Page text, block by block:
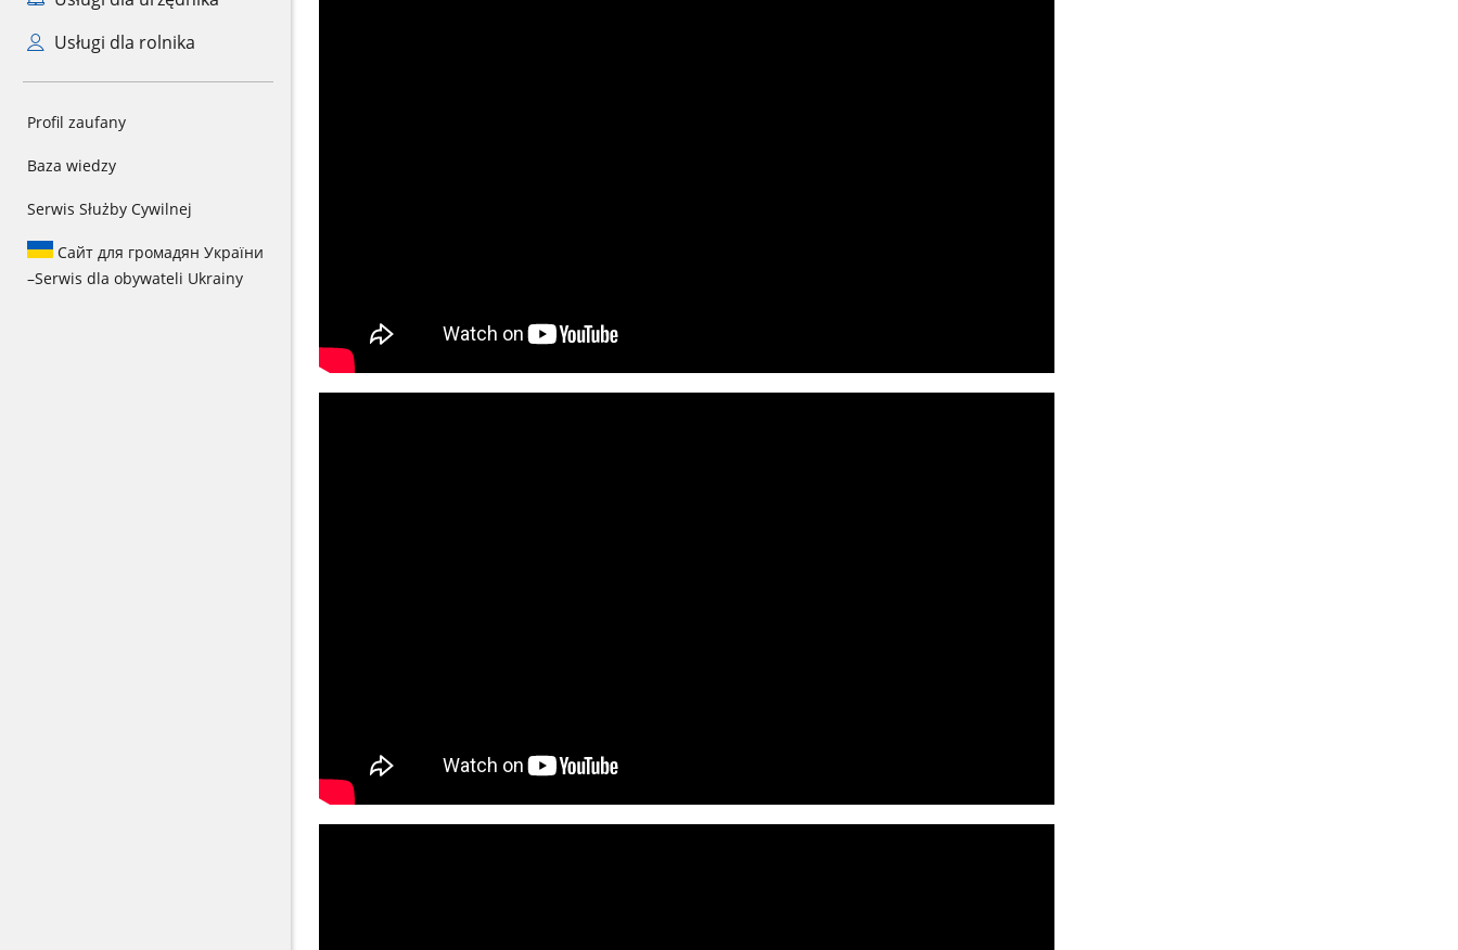
Usługi dla rolnika
Profil zaufany
Baza wiedzy
Serwis Służby Cywilnej
Сайт для громадян України
–Serwis dla obywateli Ukrainy